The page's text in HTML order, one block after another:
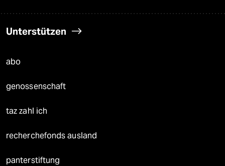
Unterstützen
abo
genossenschaft
taz zahl ich
recherchefonds ausland
panterstiftung